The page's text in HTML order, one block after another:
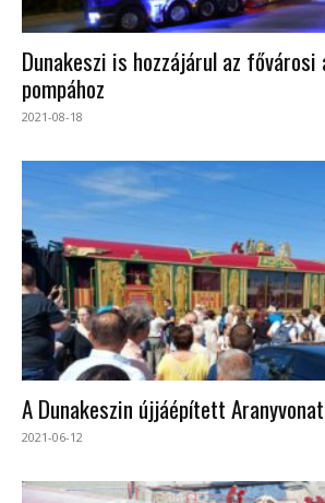
Dunakeszi is hozzájárul az
pompához
2021-08-18
A Dunakeszin újjáépített
2021-06-12